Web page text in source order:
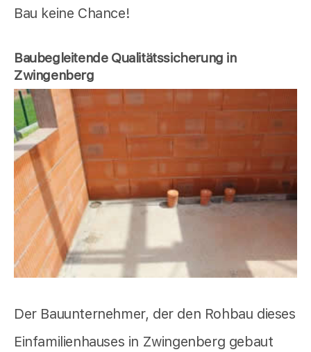
Bau keine Chance!
Baubegleitende Qualitätssicherung in
Zwingenberg
Der Bauunternehmer, der den Rohbau dieses
Einfamilienhauses in Zwingenberg gebaut